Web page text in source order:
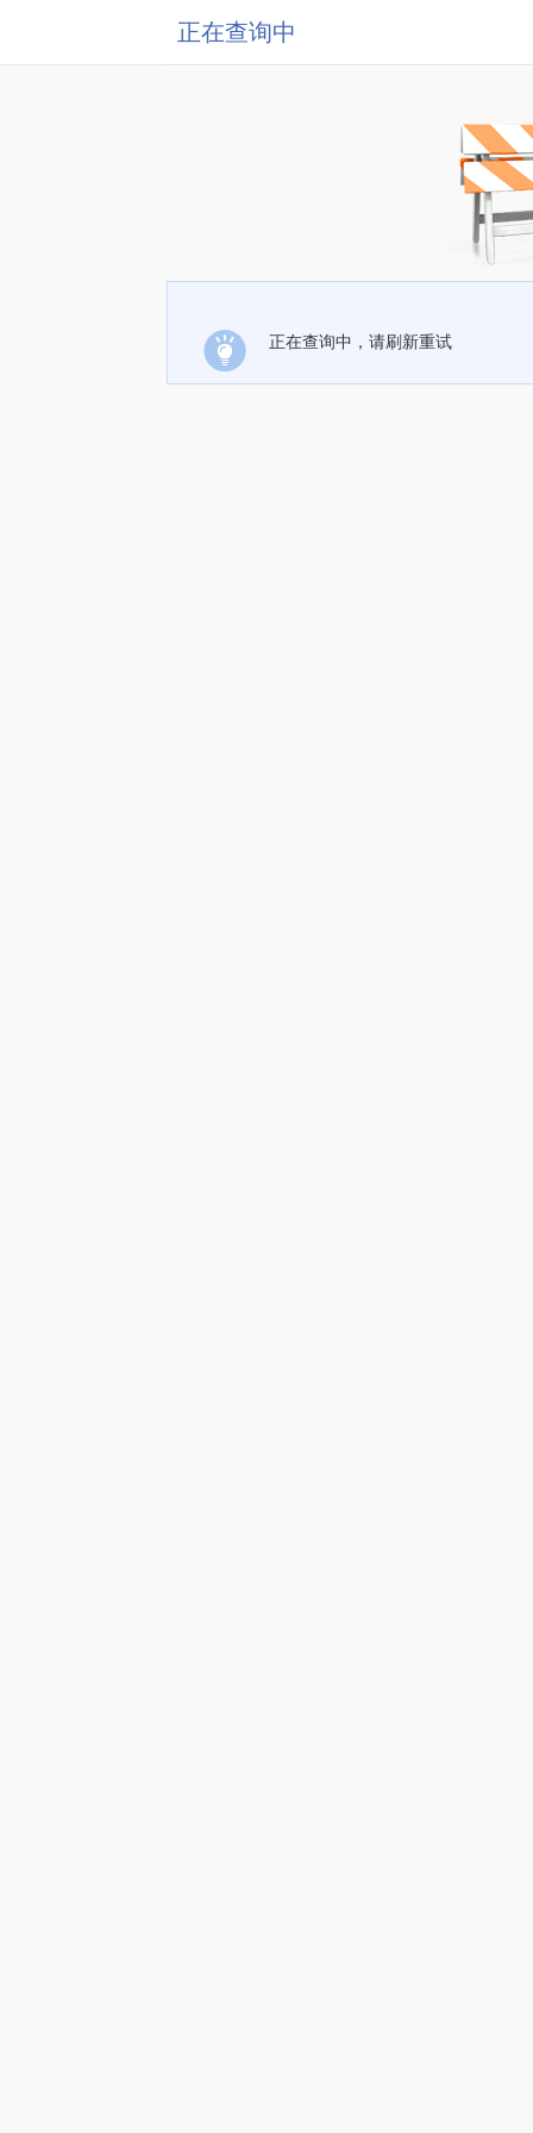
正在查询中
正在查询中，请刷新重试